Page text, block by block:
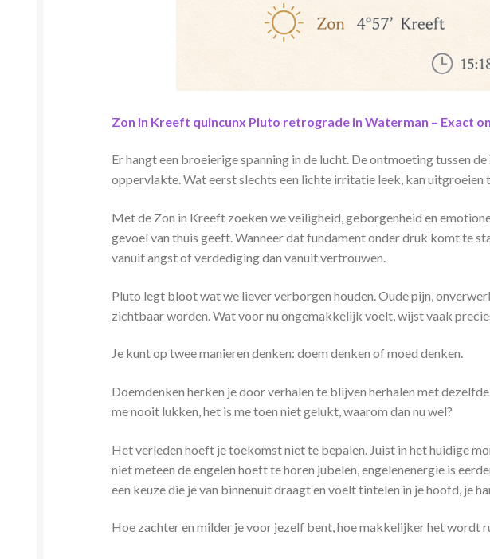
Zon in Kreeft quincunx Pluto retrograde in Waterman – Exact
Er hangt een broeierige spanning in de lucht. De ontmoeting tussen
oppervlakte. Wat eerst slechts een lichte irritatie leek, kan
Met de Zon in Kreeft zoeken we veiligheid, geborgenheid en
gevoel van thuis geeft. Wanneer dat fundament onder druk komt te
vanuit angst of verdediging dan vanuit vertrouwen.
Pluto legt bloot wat we liever verborgen houden. Oude pijn,
zichtbaar worden. Wat voor nu ongemakkelijk voelt, wijst vaak
Je kunt op twee manieren denken: doem denken of moed denken.
Doemdenken herken je door verhalen te blijven herhalen met
me nooit lukken, het is me toen niet gelukt, waarom dan nu wel?
Het verleden hoeft je toekomst niet te bepalen. Juist in het huidige
niet meteen de engelen hoeft te horen jubelen, engelenenergie is
een keuze die je van binnenuit draagt en voelt tintelen in je hoofd, je
Hoe zachter en milder je voor jezelf bent, hoe makkelijker het wordt